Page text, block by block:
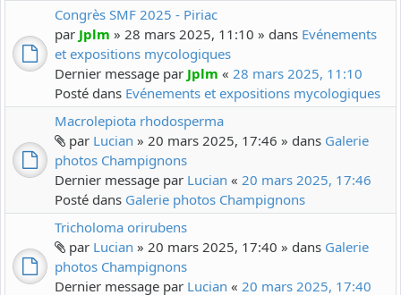
Congrès SMF 2025 - Piriac
par Jplm » 28 mars 2025, 11:10 » dans Evénements
et expositions mycologiques
Dernier message par Jplm « 28 mars 2025, 11:10
Posté dans Evénements et expositions mycologiques
Macrolepiota rhodosperma
par Lucian » 20 mars 2025, 17:46 » dans Galerie
photos Champignons
Dernier message par Lucian « 20 mars 2025, 17:46
Posté dans Galerie photos Champignons
Tricholoma orirubens
par Lucian » 20 mars 2025, 17:40 » dans Galerie
photos Champignons
Dernier message par Lucian « 20 mars 2025, 17:40